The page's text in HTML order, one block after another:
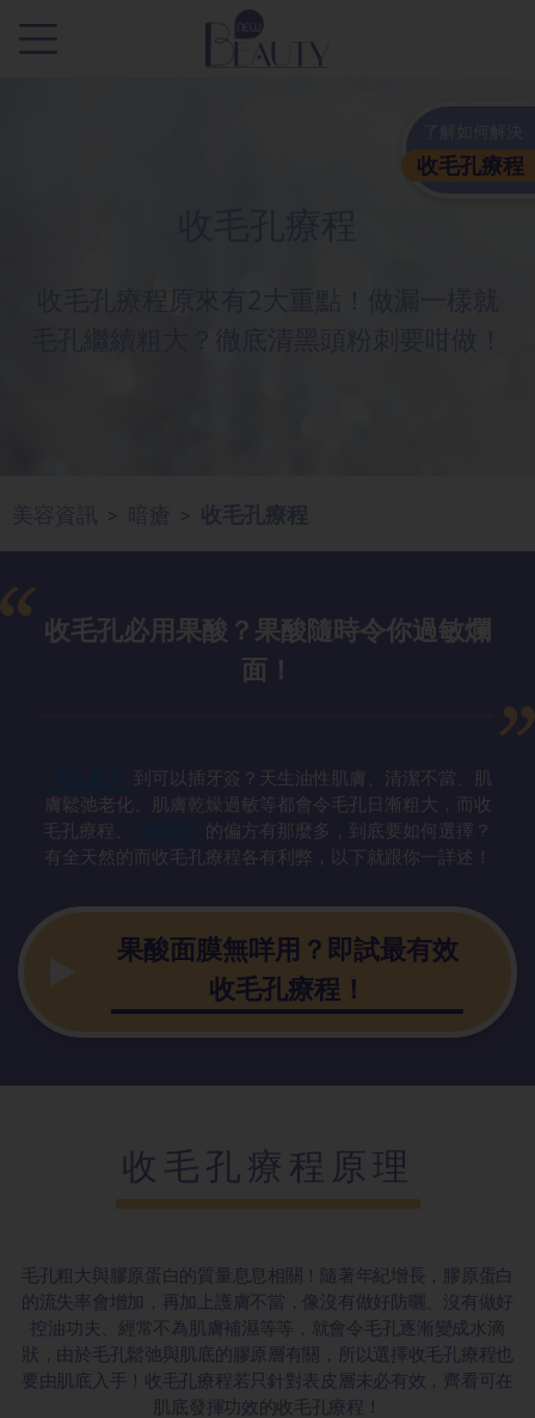
收毛孔療程
> >
收毛孔必用果酸？果酸隨時令你過敏爛
面！
到可以插牙簽？天生油性肌膚、清潔不當、肌
膚鬆弛老化、肌膚乾燥過敏等都會令毛孔日漸粗大，而收
毛孔療程、
的偏方有那麼多，到底要如何選擇？
有全天然的而收毛孔療程各有利弊，以下就跟你一詳述！
果酸面膜無咩用？即試最有效
收毛孔療程！
收毛孔療程原理
毛孔粗大與膠原蛋白的質量息息相關！隨著年紀增長，膠原蛋白
的流失率會增加，再加上護膚不當，像沒有做好防曬、沒有做好
控油功夫、經常不為肌膚補濕等等，就會令毛孔逐漸變成水滴
狀，由於毛孔鬆弛與肌底的膠原層有關，所以選擇收毛孔療程也
要由肌底入手！收毛孔療程若只針對表皮層未必有效，齊看可在
肌底發揮功效的收毛孔療程！